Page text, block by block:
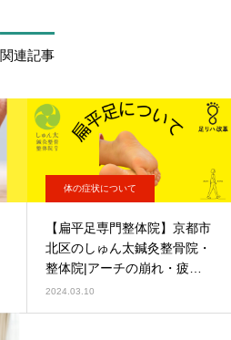
関連記事
体の症状について
【扁平足専門整体院】京都市
北区のしゅん太鍼灸整骨院・
整体院|アーチの崩れ・疲れ
やすさを根本改善
2024.03.10